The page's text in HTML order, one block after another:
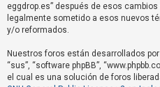
f
i
c
a
eggdrop.es” después de esos
legalmente sometido a esos nuevos
y/o reformados.
Nuestros foros están desarrollados
“sus”, “software phpBB”,
el cual es una solución de foros